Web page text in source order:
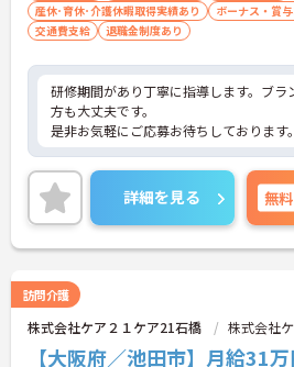
産休･育休･介護休暇取得実績あり
ボーナス・賞
交通費支給
退職金制度あり
研修期間があり丁寧に指導します。ブラ
方も大丈夫です。
是非お気軽にご応募お待ちしております。
詳細を見る 無料
訪問介護
株式会社ケア２１ケア21石橋 株式会社
【大阪府／池田市】月給31